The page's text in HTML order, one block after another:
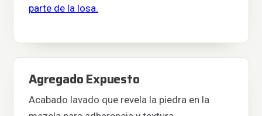
parte de la losa.
Agregado Expuesto
Acabado lavado que revela la piedra en la